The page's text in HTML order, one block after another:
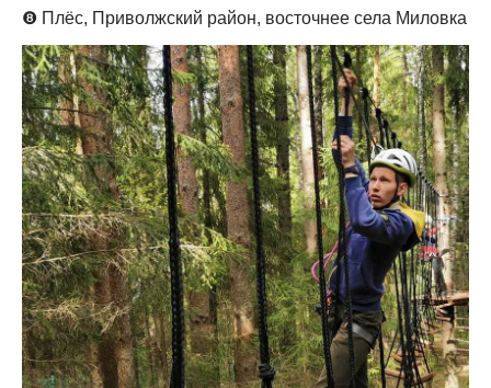
❽ Плёс, Приволжский район, восточнее села Миловка